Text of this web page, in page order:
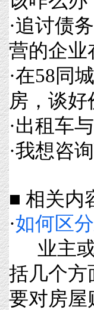
·追讨债
营的企业
·在58同
房，谈好
·出租车
·我想咨
■ 相关内
·如何区
业主或
括几个方
要对房屋